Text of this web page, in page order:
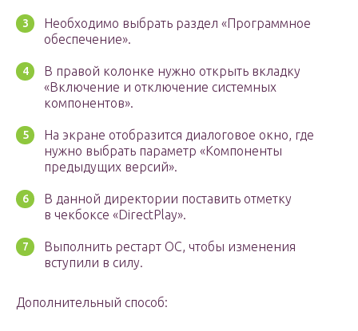
Необходимо выбрать раздел «Программное
обеспечение».
В правой колонке нужно открыть вкладку
«Включение и отключение системных
компонентов».
На экране отобразится диалоговое окно, где
нужно выбрать параметр «Компоненты
предыдущих версий».
В данной директории поставить отметку
в чекбоксе «DirectPlay».
Выполнить рестарт ОС, чтобы изменения
вступили в силу.
Дополнительный способ: